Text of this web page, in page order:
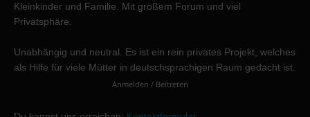
Kleinkinder und Familie. Mit großem Forum und viel
Privatsphäre.
Unabhängig und neutral. Es ist ein rein privates Projekt, welches
als Hilfe für viele Mütter in deutschsprachigen Raum gedacht ist.
Anmelden / Beitreten